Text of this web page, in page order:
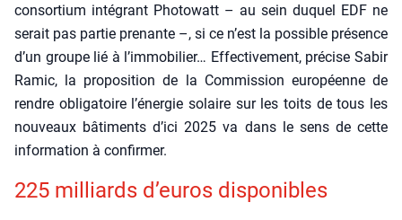
consor­tium inté­grant Pho­to­watt – au sein duquel EDF ne
serait pas par­tie pre­nante –, si ce n’est la pos­sible pré­sence
d’un groupe lié à l’immobilier… Effec­ti­ve­ment, pré­cise Sabir
Ramic, la pro­po­si­tion de la Com­mis­sion euro­péenne de
rendre obli­ga­toire l’énergie solaire sur les toits de tous les
nou­veaux bâti­ments d’ici 2025 va dans le sens de cette
infor­ma­tion à confir­mer.
225 mil­liards d’euros dis­po­nibles